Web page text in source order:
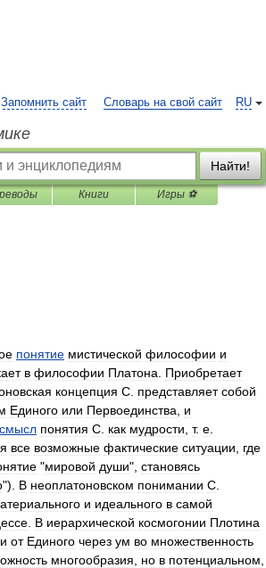
RU
Запомнить сайт Словарь на свой сайт
Найти!
Книги Игры ⚽
понятие мистической философии и
в философии Платона
Приобретает
концепция С представляет собой
Единого или Первоединства
и
смысл понятия С как мудрости т. е
все возможные фактические ситуации
где
"мировой души", становясь
"). В неоплатоновском понимании С
и идеального в самой
В иерархической космогонии Плотина
от Единого через ум во множественность
многообразия но в потенциальном